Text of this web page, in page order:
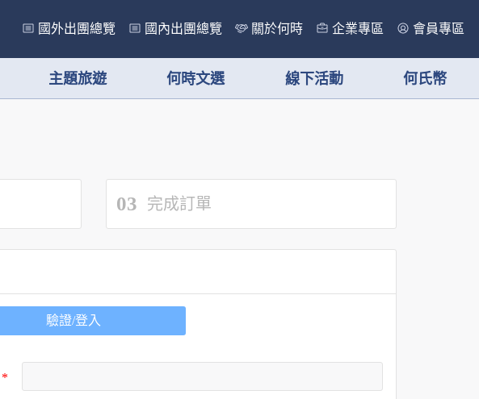
國外出團總覽 國內出團總覽 關於何時 企業專區 會員專區
主題旅遊 何時文選 線下活動 何氏幣
03 完成訂單
驗證/登入